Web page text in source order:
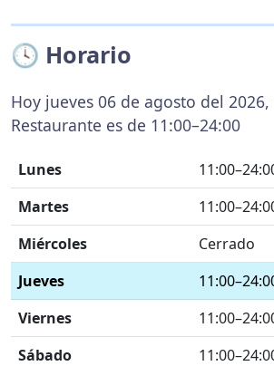
🕓 Horario
Hoy jueves 06 de agosto del
Restaurante es de 11:00–24:00
Lunes
Martes
Miércoles
Cerrado
Jueves
Viernes
Sábado